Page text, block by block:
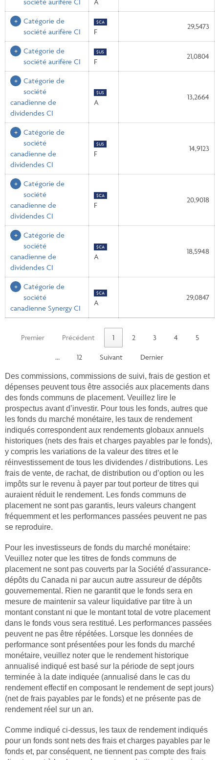
société aurifère CI A
Catégorie de
société aurifère CI
$CA
F
29,5473
Catégorie de
société aurifère CI
$US
F
21,0804
Catégorie de
société
canadienne de
dividendes CI
$US
A
13,2664
Catégorie de
société
canadienne de
dividendes CI
$US
F
14,9123
Catégorie de
société
canadienne de
dividendes CI
$CA
F
20,9018
Catégorie de
société
canadienne de
dividendes CI
$CA
A
18,5948
Catégorie de
société
canadienne Synergy CI
$CA
A
29,0847
Premier Précédent 1 2 3 4 5
… 12 Suivant Dernier
Des commissions, commissions de suivi, frais de gestion et
dépenses peuvent tous être associés aux placements dans
des fonds communs de placement. Veuillez lire le
prospectus avant d’investir. Pour tous les fonds, autres que
les fonds du marché monétaire, les taux de rendement
indiqués correspondent aux rendements globaux annuels
historiques (nets des frais et charges payables par le fonds),
y compris les variations de la valeur des titres et le
réinvestissement de tous les dividendes / distributions. Les
frais de vente, de rachat, de distribution ou d’option ou les
impôts sur le revenu à payer par tout porteur de titres qui
auraient réduit le rendement. Les fonds communs de
placement ne sont pas garantis, leurs valeurs changent
fréquemment et les performances passées peuvent ne pas
se reproduire.
Pour les investisseurs de fonds du marché monétaire:
Veuillez noter que les titres de fonds communs de
placement ne sont pas couverts par la Société d'assurance-
dépôts du Canada ni par aucun autre assureur de dépôts
gouvernemental. Rien ne garantit que le fonds sera en
mesure de maintenir sa valeur liquidative par titre à un
montant constant ni que le montant total de votre placement
dans le fonds vous sera restitué. Les performances passées
peuvent ne pas être répétées. Lorsque les données de
performance sont présentées pour les fonds du marché
monétaire, veuillez noter que le rendement historique
annualisé indiqué est basé sur la période de sept jours
terminée à la date indiquée (annualisé dans le cas du
rendement effectif en composant le rendement de sept jours)
(net de frais payables par le fonds) et ne présente pas de
rendement réel sur un an.
Comme indiqué ci-dessus, les taux de rendement indiqués
pour un fonds sont nets des frais et charges payables par le
fonds et, par conséquent, ne tiennent pas compte des frais